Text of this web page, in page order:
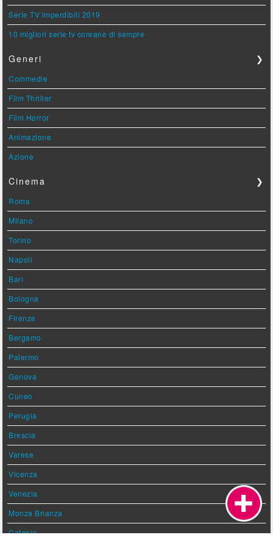
Serie TV imperdibili 2019
10 migliori serie tv coreane di sempre
Generi ❯
Commedie
Film Thriller
Film Horror
Animazione
Azione
Cinema ❯
Roma
Milano
Torino
Napoli
Bari
Bologna
Firenze
Bergamo
Palermo
Genova
Cuneo
Perugia
Brescia
Varese
Vicenza
Venezia
Monza Brianza
Catania